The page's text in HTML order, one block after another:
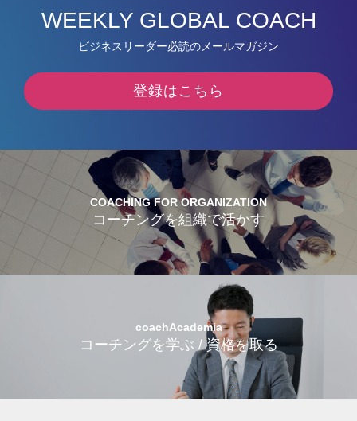
WEEKLY GLOBAL COACH
ビジネスリーダー必読のメールマガジン
登録はこちら
COACHING FOR ORGANIZATION
コーチングを組織で活かす
coachAcademia
コーチングを学ぶ / 資格を取る